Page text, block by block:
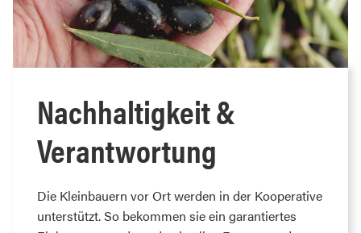
Nachhaltigkeit &
Verantwortung
Die Kleinbauern vor Ort werden in der Kooperative
unterstützt. So bekommen sie ein garantiertes